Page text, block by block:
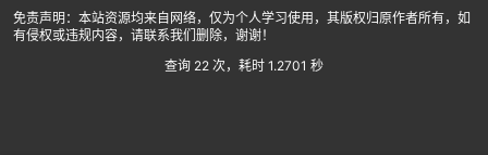
免责声明：本站资源均来自网络，仅为个人学习使用，其版权归原作者所有，如
有侵权或违规内容，请联系我们删除，谢谢！
查询 22 次，耗时 1.2701 秒